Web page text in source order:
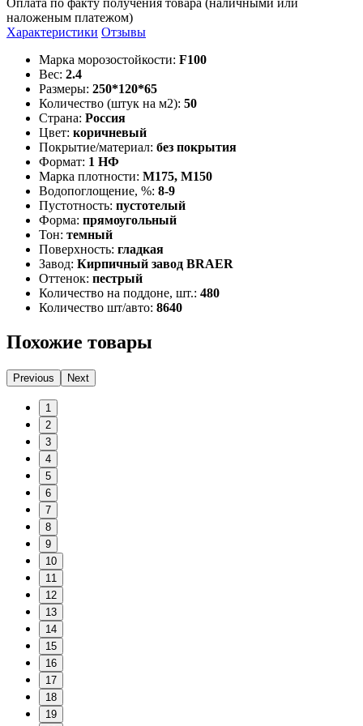
наложеным платежом)
Характеристики Отзывы
Марка морозостойкости: F100
Вес: 2.4
Размеры: 250*120*65
Количество (штук на м2): 50
Страна: Россия
Цвет: коричневый
Покрытие/материал: без покрытия
Формат: 1 НФ
Марка плотности: М175, М150
Водопоглощение, %: 8-9
Пустотность: пустотелый
Форма: прямоугольный
Тон: темный
Поверхность: гладкая
Завод: Кирпичный завод BRAER
Оттенок: пестрый
Количество на поддоне, шт.: 480
Количество шт/авто: 8640
Похожие товары
Previous Next
1
2
3
4
5
6
7
8
9
10
11
12
13
14
15
16
17
18
19